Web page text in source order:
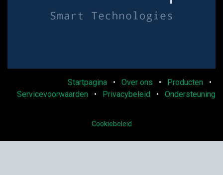
Startpagina • Over ons • Producten
•
Servicevoorwaarden
• Privacybeleid • Ondersteuning
Cookiebeleid